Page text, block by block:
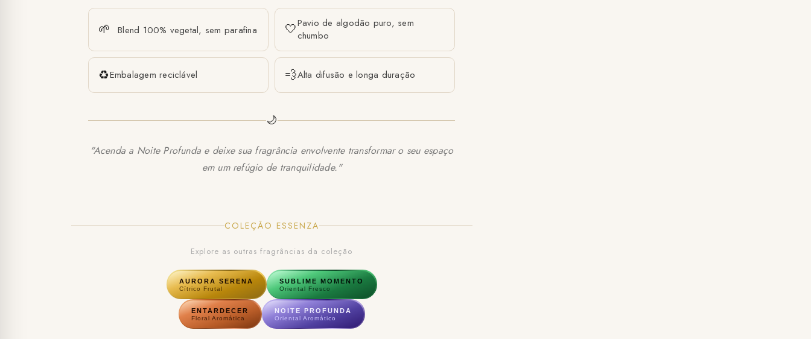
🌱 Blend 100% vegetal, sem parafina 🤍Pavio de algodão puro, sem
chumbo
♻️Embalagem reciclável 💨Alta difusão e longa duração
🌙
"Acenda a Noite Profunda e deixe sua fragrância envolvente transformar o seu espaço
em um refúgio de tranquilidade."
COLEÇÃO ESSENZA
Explore as outras fragrâncias da coleção
AURORA SERENA
Cítrico Frutal
SUBLIME MOMENTO
Oriental Fresco
ENTARDECER
Floral Aromática
NOITE PROFUNDA
Oriental Aromático